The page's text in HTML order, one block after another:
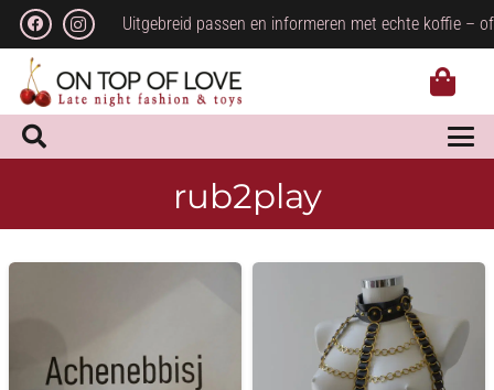
Uitgebreid passen en informeren met echte koffie –
rub2play